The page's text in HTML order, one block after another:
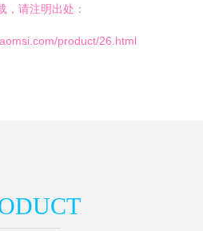
，请注明出处：
product/26.html